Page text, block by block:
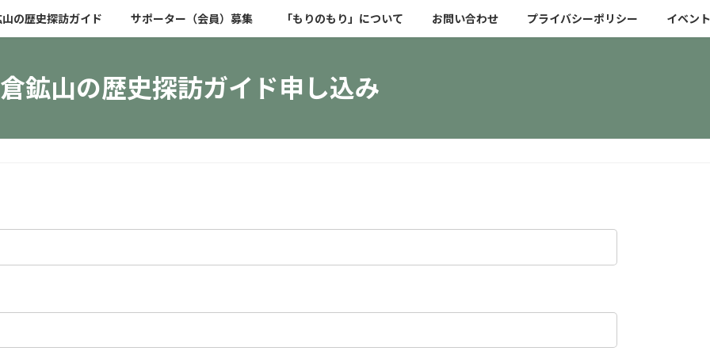
の歴史探訪ガイド サポーター（会員）募集 「もりのもり」について お問い合わせ プライバシーポリシー イベン
鉱山の歴史探訪ガイド申し込み